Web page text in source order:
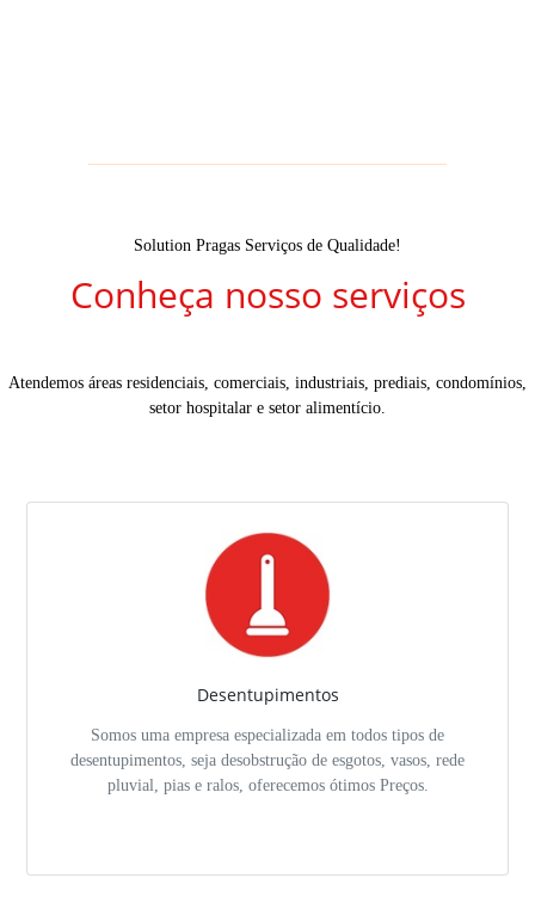
Solution Pragas Serviços de Qualidade!
Conheça nosso serviços
Atendemos áreas residenciais, comerciais, industriais, prediais, condomínios,
setor hospitalar e setor alimentício.
Desentupimentos
Somos uma empresa especializada em todos tipos de
desentupimentos, seja desobstrução de esgotos, vasos, rede
pluvial, pias e ralos, oferecemos ótimos Preços.